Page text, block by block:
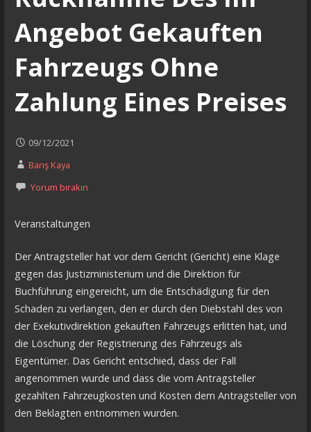
Angebot Gekauften
Fahrzeugs Ohne
Zahlung Eines Preises
09/12/2021
Barış Kaya
Yorum bırakın
Veranstaltungen
Der Antragsteller hat vor dem Gericht (Gericht) eine Klage
gegen das Justizministerium und die Direktion für
Buchführung eingereicht, um die Entschädigung für den
Schaden zu verlangen, den er durch den Diebstahl des von
der Exekutivdirektion gekauften Fahrzeugs erlitten hat, und
die Löschung der Registrierung des Fahrzeugs als
Eigentümer. Das Gericht entschied, dass der Fall
angenommen wurde und dass die vom Antragsteller
gezahlten Fahrzeugkosten und Kosten dem Antragsteller von
den Beklagten entnommen wurden.